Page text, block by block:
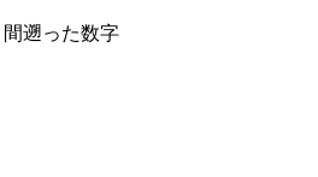
間遡った数字